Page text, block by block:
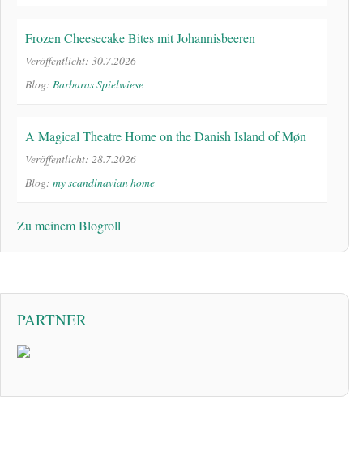
Frozen Cheesecake Bites mit Johannisbeeren
Veröffentlicht: 30.7.2026
Blog: Barbaras Spielwiese
A Magical Theatre Home on the Danish Island of Møn
Veröffentlicht: 28.7.2026
Blog: my scandinavian home
Zu meinem Blogroll
PARTNER